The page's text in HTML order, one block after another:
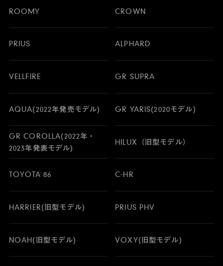
ROOMY CROWN
PRIUS ALPHARD
VELLFIRE GR SUPRA
AQUA(2022年発売モデル) GR YARIS(2020モデル)
GR COROLLA(2022年・
2023年発表モデル)
HILUX（旧型モデル）
TOYOTA 86 C-HR
HARRIER(旧型モデル) PRIUS PHV
NOAH(旧型モデル) VOXY(旧型モデル)